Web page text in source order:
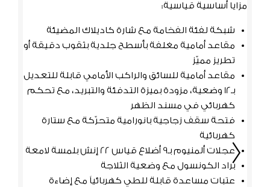
السابق
مزايا أساسية قياسية:
شبكة لفئة الفخامة مع شارة كاديلاك المضيئة
مقاعد أمامية مغلفة بأسطح جلدية بثقوب دقيقة أو
تطريز مميّز
مقاعد أمامية للسائق والراكب الأمامي قابلة للتعديل
بـ12 وضعية، مزودة بميزة التدفئة والتبريد، مع تحكم
كهربائي في مسند الظهر
فتحة سقف زجاجية بانورامية متحرّكة مع ستارة
كهربائية
عجلات ألمنيوم بـ9 أضلاع قياس 22 إنش بلمسة لامعة
براد الكونسول مع وضعية الثلاجة
عتبات مساعدة قابلة للطي كهربائياً مع إضاءة